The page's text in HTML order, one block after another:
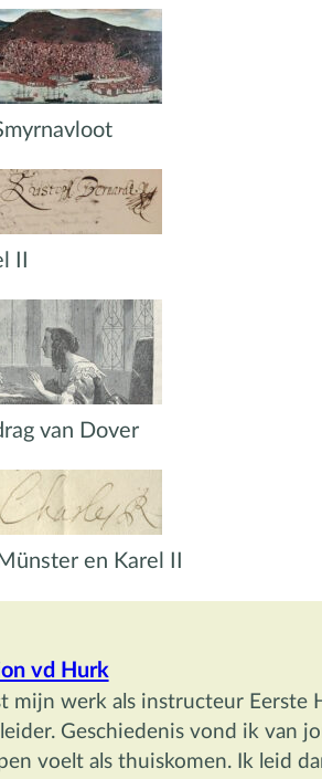
II
van Dover
en Karel II
vd Hurk
mijn werk als instructeur Eerste
Geschiedenis vond ik van
voelt als thuiskomen. Ik leid